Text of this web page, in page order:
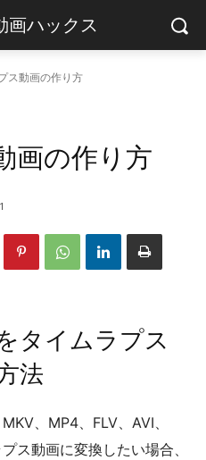
画ハックス
ス動画の作り方
画の作り方
タイムラプス
法
、MP4、FLV、AVI、
ス動画に変換したい場合、